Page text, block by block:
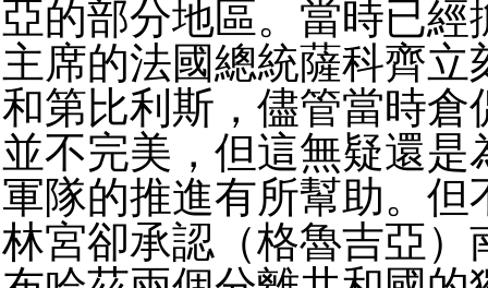
亞的部分地區。 當時已經
主席的法國總統薩科齊立
和第比利斯，儘管當時倉
並不完美，但這無疑還是
軍隊的推進有所幫助。 但
林宮卻承認（格魯吉亞）